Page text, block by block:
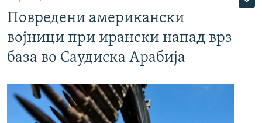
Повредени американски
војници при ирански напад врз
база во Саудиска Арабија